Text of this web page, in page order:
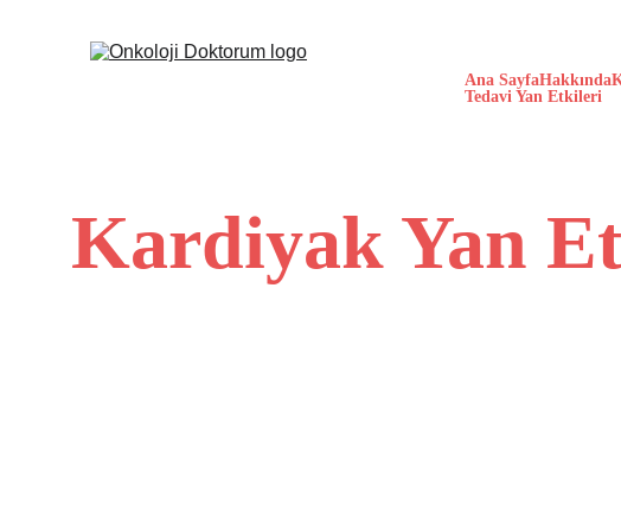
Ana SayfaHakkında
Tedavi Yan Etkileri
Kardiyak Yan